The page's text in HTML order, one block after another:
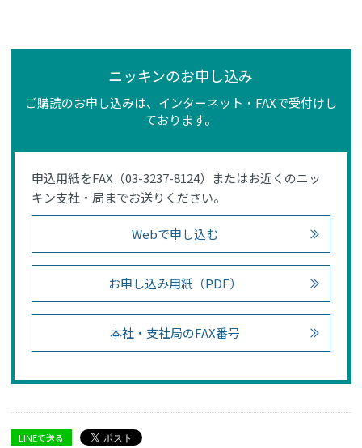
ニッキンのお申し込み
ご購読のお申し込みは、インターネット・FAXで受付けし
ております。
申込用紙をFAX（03-3237-8124）またはお近くのニッ
キン支社・局までお送りください。
Webで申し込む
お申し込み用紙（PDF）
本社・支社局のFAX番号
LINEで送る